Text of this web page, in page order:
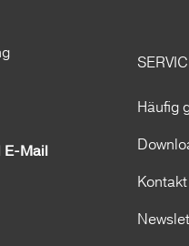
E-Mail
Häufig
Kontakt